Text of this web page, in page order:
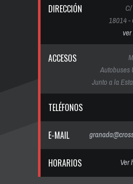
DIRECCIÓN
18014 -
ACCESOS
Autobuses
Junto a la
TELÉFONOS
E-MAIL
HORARIOS Ver